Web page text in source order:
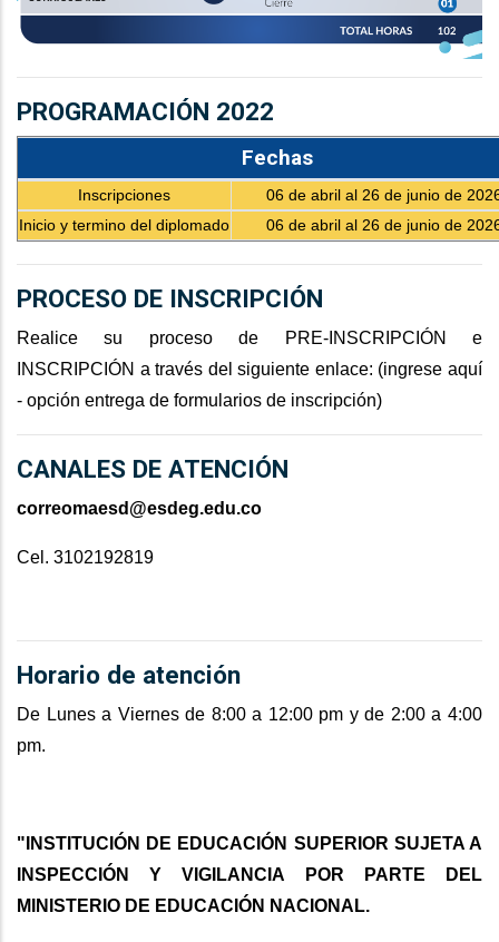
PROGRAMACIÓN 2022
Fechas
Inscripciones
06 de abril al 26 de junio de
Inicio y termino del diplomado
06 de abril al 26 de junio de
PROCESO DE INSCRIPCIÓN
Realice su proceso de PRE-INSCRIPCIÓN e
INSCRIPCIÓN a través del siguiente enlace: (ingrese aquí
- opción entrega de formularios de inscripción)
CANALES DE ATENCIÓN
correomaesd@esdeg.edu.co
Cel. 3102192819
Horario de atención
De Lunes a Viernes de 8:00 a 12:00 pm y de 2:00 a 4:00
pm.
"INSTITUCIÓN DE EDUCACIÓN SUPERIOR SUJETA A
INSPECCIÓN Y VIGILANCIA POR PARTE DEL
MINISTERIO DE EDUCACIÓN NACIONAL.